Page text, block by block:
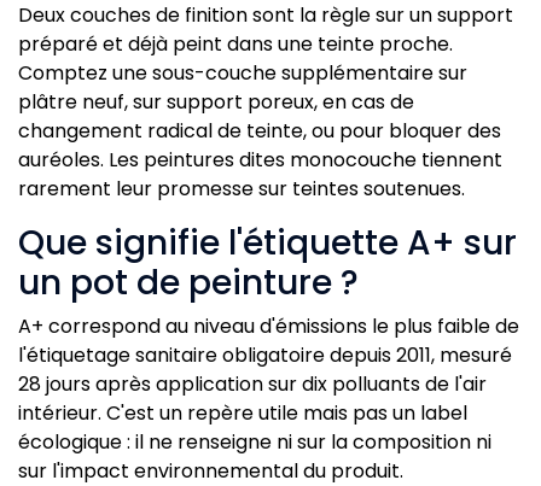
Deux couches de finition sont la règle sur un support
préparé et déjà peint dans une teinte proche.
Comptez une sous-couche supplémentaire sur
plâtre neuf, sur support poreux, en cas de
changement radical de teinte, ou pour bloquer des
auréoles. Les peintures dites monocouche tiennent
rarement leur promesse sur teintes soutenues.
Que signifie l'étiquette A+ sur
un pot de peinture ?
A+ correspond au niveau d'émissions le plus faible de
l'étiquetage sanitaire obligatoire depuis 2011, mesuré
28 jours après application sur dix polluants de l'air
intérieur. C'est un repère utile mais pas un label
écologique : il ne renseigne ni sur la composition ni
sur l'impact environnemental du produit.